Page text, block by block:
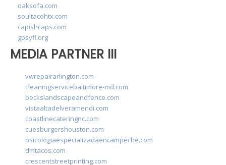
oaksofa.com
soultacohtx.com
capishcaps.com
gpsyfl.org
MEDIA PARTNER III
vwrepairarlington.com
cleaningservicebaltimore-md.com
beckslandscapeandfence.com
vistaaltadelveramendi.com
coastlinecateringnc.com
cuesburgershouston.com
psicologiaespecializadaencampeche.com
dmtacos.com
crescentstreetprinting.com